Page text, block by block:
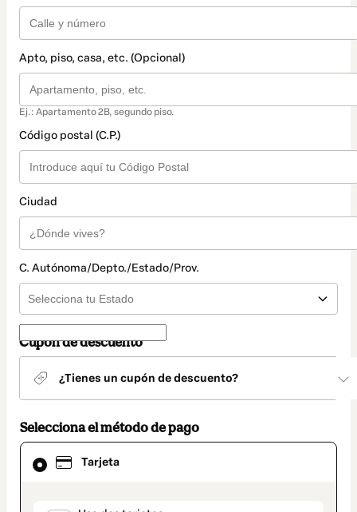
Apto, piso, casa, etc. (Opcional)
Ej.: Apartamento 2B, segundo piso.
Código postal (C.P.)
Ciudad
C. Autónoma/Depto./Estado/Prov.
Cupón de descuento
¿Tienes un cupón de descuento?
Selecciona el método de pago
Tarjeta
El
método